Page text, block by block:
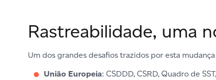
Rastreabilidade, uma
Um dos grandes desafios trazidos por esta mudança
União Europeia: CSDDD, CSRD, Quadro de